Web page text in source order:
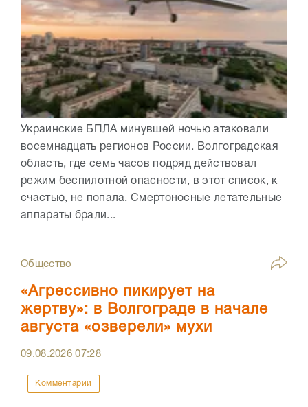
Украинские БПЛА минувшей ночью атаковали
восемнадцать регионов России. Волгоградская
область, где семь часов подряд действовал
режим беспилотной опасности, в этот список, к
счастью, не попала. Смертоносные летательные
аппараты брали...
Общество
«Агрессивно пикирует на
жертву»: в Волгограде в начале
августа «озверели» мухи
09.08.202607:28
Комментарии